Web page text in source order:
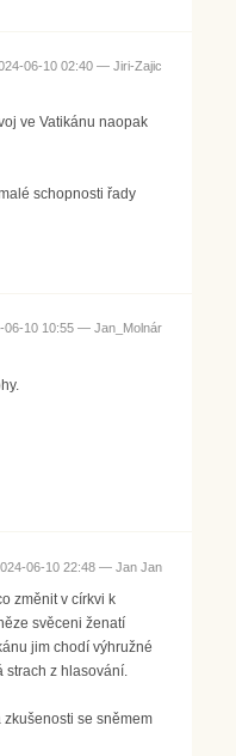
06-10 02:40 — Jiri-Zajic
ve Vatikánu naopak
schopnosti řady
06-10 10:55 — Jan_Molnár
06-10 22:48 — Jan Jan
změnit v církvi k
svěceni ženatí
jim chodí výhružné
strach z hlasování.
se sněmem